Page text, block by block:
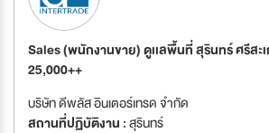
Sales (พนักงานขาย) ดูเเลพื้นที่ สุรินทร์ ศรีสะ
25,000++
บริษัท ดีพลัส อินเตอร์เทรด จำกัด
สถานที่ปฏิบัติงาน :สุรินทร์